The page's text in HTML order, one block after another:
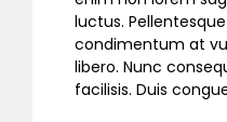
luctus.
condimentum at
libero. Nunc
facilisis. Duis